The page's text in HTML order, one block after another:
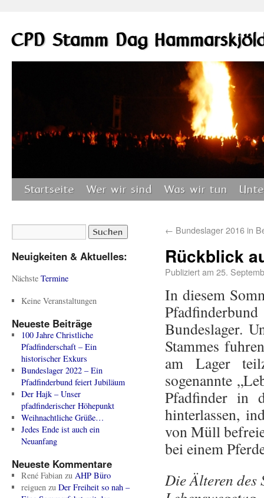
CPD Stamm Dag
Startseite Wer wir sind Was wir tun
← Bundeslager 2016 in
Rückblick
Publiziert am 25.
In diesem
Bundeslager.
Stammes
am Lager
sogenannte
Pfadfinder in
hinterlassen,
von Müll
bei einem
Die Älteren des
Neuigkeiten & Aktuelles:
Nächste Termine
Keine Veranstaltungen
Neueste Beiträge
100 Jahre Christliche
Pfadfinderschaft – Ein
historischer Exkurs
Bundeslager 2022 – Ein
Pfadfinderbund feiert Jubiläum
Der Hajk – Unser
pfadfinderischer Höhepunkt
Weihnachtliche Grüße…
Jedes Ende ist auch ein
Neuanfang
Neueste Kommentare
René Fabianzu AHP Büro
reiguenzu Der Freiheit so nah –